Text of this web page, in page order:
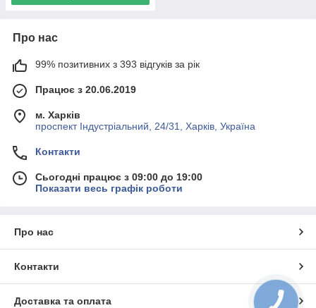
Про нас
99% позитивних з 393 відгуків за рік
Працює з 20.06.2019
м. Харків
проспект Індустріальний, 24/31, Харків, Україна
Контакти
Сьогодні працює з 09:00 до 19:00
Показати весь графік роботи
Про нас
Контакти
Доставка та оплата